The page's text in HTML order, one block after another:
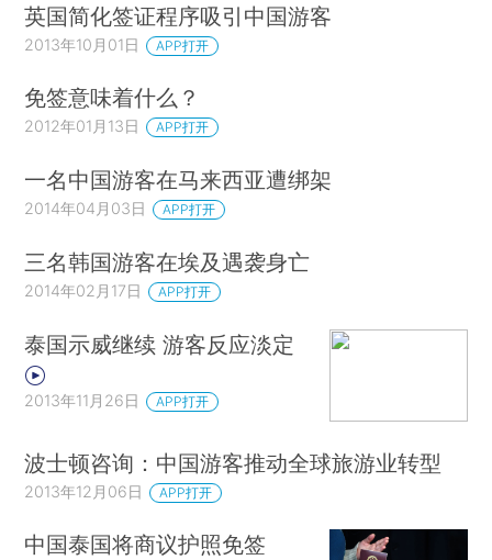
英国简化签证程序吸引中国游客
2013年10月01日 APP打开
免签意味着什么？
2012年01月13日 APP打开
一名中国游客在马来西亚遭绑架
2014年04月03日 APP打开
三名韩国游客在埃及遇袭身亡
2014年02月17日 APP打开
泰国示威继续 游客反应淡定
2013年11月26日 APP打开
波士顿咨询：中国游客推动全球旅游业转型
2013年12月06日 APP打开
中国泰国将商议护照免签